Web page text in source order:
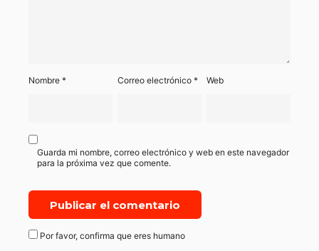
Nombre * Correo electrónico* Web
Guarda mi nombre, correo electrónico y web en este navegador
para la próxima vez que comente.
Por favor, confirma que eres humano